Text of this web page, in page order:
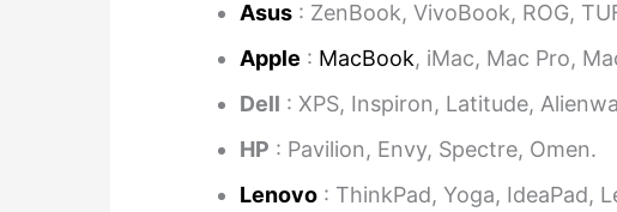
Asus : ZenBook, VivoBook, ROG,
Apple : MacBook, iMac, Mac Pro,
Dell : XPS, Inspiron, Latitude,
HP : Pavilion, Envy, Spectre, Omen.
Lenovo : ThinkPad, Yoga, IdeaPad,